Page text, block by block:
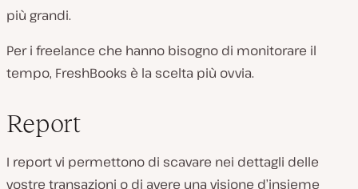
più grandi.
Per i freelance che hanno bisogno di monitorare il
tempo, FreshBooks è la scelta più ovvia.
Report
I report vi permettono di scavare nei dettagli delle
vostre transazioni o di avere una visione d’insieme